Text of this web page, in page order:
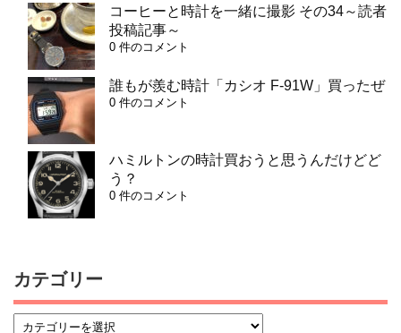
コーヒーと時計を一緒に撮影 その34～読者
投稿記事～
0 件のコメント
誰もが羨む時計「カシオ F-91W」買ったぜ
0 件のコメント
ハミルトンの時計買おうと思うんだけどど
う？
0 件のコメント
カテゴリー